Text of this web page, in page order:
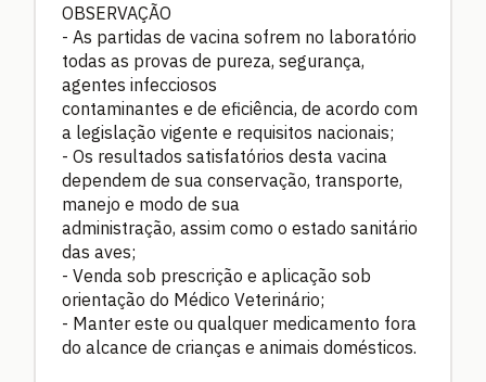
OBSERVAÇÃO
- As partidas de vacina sofrem no laboratório
todas as provas de pureza, segurança,
agentes infecciosos
contaminantes e de eficiência, de acordo com
a legislação vigente e requisitos nacionais;
- Os resultados satisfatórios desta vacina
dependem de sua conservação, transporte,
manejo e modo de sua
administração, assim como o estado sanitário
das aves;
- Venda sob prescrição e aplicação sob
orientação do Médico Veterinário;
- Manter este ou qualquer medicamento fora
do alcance de crianças e animais domésticos.